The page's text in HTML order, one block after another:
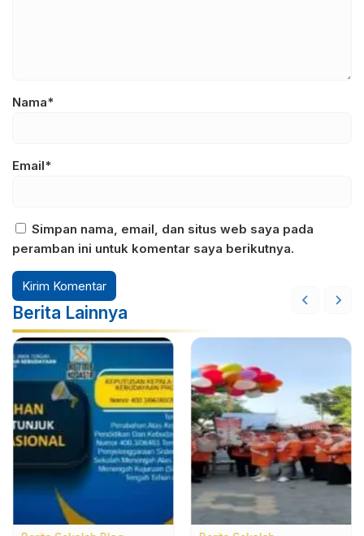
Nama*
Email*
Simpan nama, email, dan situs web saya pada
peramban ini untuk komentar saya berikutnya.
Berita Lainnya